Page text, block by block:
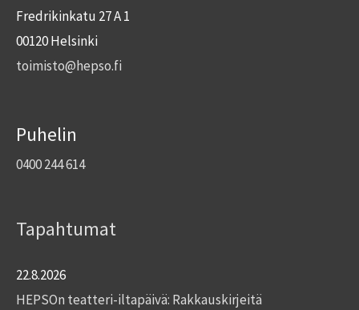
Fredrikinkatu 27 A 1
00120 Helsinki
toimisto@hepso.fi
Puhelin
0400 244 614
Tapahtumat
22.8.2026
HEPSOn teatteri-iltapäivä: Rakkauskirjeitä